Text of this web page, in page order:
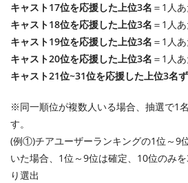
キャスト17位を応援した上位3名 ＝1人
キャスト18位を応援した上位3名 ＝1人
キャスト19位を応援した上位3名 ＝1人
キャスト20位を応援した上位3名 ＝1人
キャスト21位~31位を応援した上位3名
※同一順位が複数人いる場合、抽選で1
す。
(例①)チアユーザーランキングの1位～9
いた場合、1位～9位は確定、10位のみ
り選出